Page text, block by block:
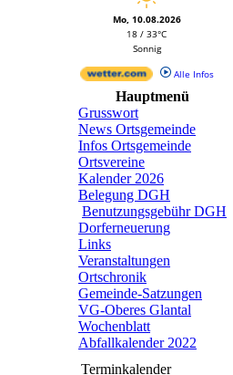
Mo, 10.08.2026
18 / 33°C
Sonnig
Alle Infos
Hauptmenü
Grusswort
News Ortsgemeinde
Infos Ortsgemeinde
Ortsvereine
Kalender 2026
Belegung DGH
Benutzungsgebühr DGH
Dorferneuerung
Links
Veranstaltungen
Ortschronik
Gemeinde-Satzungen
VG-Oberes Glantal
Wochenblatt
Abfallkalender 2022
Terminkalender